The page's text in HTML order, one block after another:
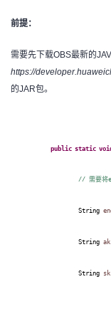
前提：
需要先下载OBS最新的
https://
的JAR包。
public static
// 需要将
String
String ak
String sk